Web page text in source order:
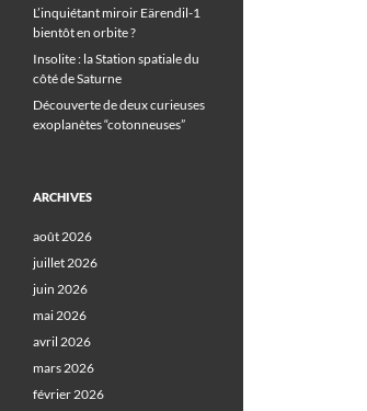
L’inquiétant miroir Eärendil-1
bientôt en orbite ?
Insolite : la Station spatiale du
côté de Saturne
Découverte de deux curieuses
exoplanètes “cotonneuses”
ARCHIVES
août 2026
juillet 2026
juin 2026
mai 2026
avril 2026
mars 2026
février 2026